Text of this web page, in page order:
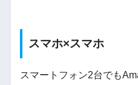
スマホ×スマホ
スマートフォン2台でも